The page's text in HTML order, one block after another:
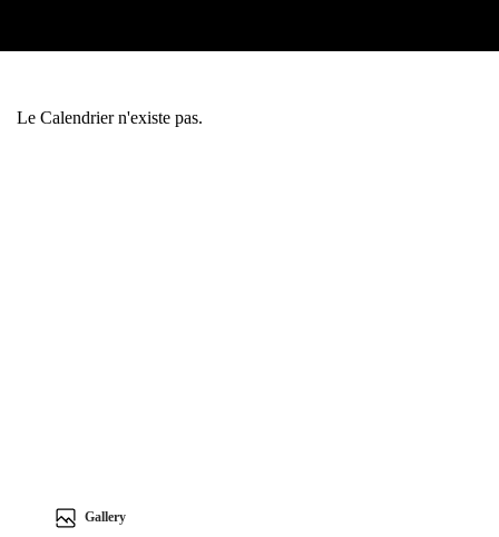
Gallery
Le Calendrier n'existe pas.